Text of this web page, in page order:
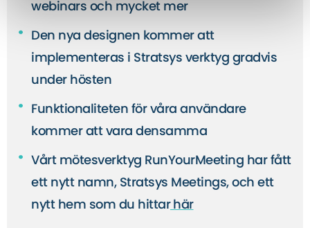
webinars och mycket mer
Den nya designen kommer att
implementeras i Stratsys verktyg gradvis
under hösten
Funktionaliteten för våra användare
kommer att vara densamma
Vårt mötesverktyg RunYourMeeting har fått
ett nytt namn, Stratsys Meetings, och ett
nytt hem som du hittar här